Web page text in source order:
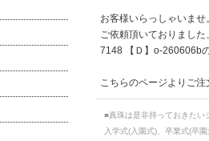
お客様いらっしゃいませ。
ご依頼頂いておりまし
7148 【Ｄ】o-260606b
こちらのページよりご注
■真珠は是非持っておきたい
入学式(入園式)、卒業式(卒